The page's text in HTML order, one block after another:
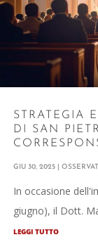
STRATEGIA
DI SAN
GIU 30, 2025
In occasione
giugno), il Dott.
LEGGI TUTTO